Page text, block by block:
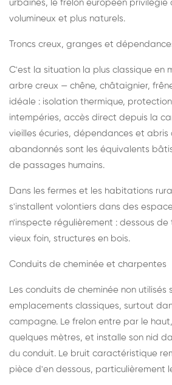
urbaines, le frelon européen privilégie
volumineux et plus naturels.
Troncs creux, granges et
C'est la situation la plus classique en
arbre creux — chêne, châtaignier,
idéale : isolation thermique,
intempéries, accès direct depuis la
vieilles écuries, dépendances et abris
abandonnés sont les équivalents
de passages humains.
Dans les fermes et les habitations
s'installent volontiers dans des
n'inspecte régulièrement : dessous de
vieux foin, structures en bois.
Conduits de cheminée et charpentes
Les conduits de cheminée non utilisés
emplacements classiques, surtout
campagne. Le frelon entre par le
quelques mètres, et installe son nid
du conduit. Le bruit caractéristique
pièce d'en dessous, particulièrement